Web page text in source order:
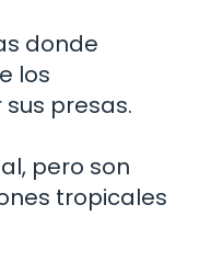
donde
los
presas.
pero son
tropicales